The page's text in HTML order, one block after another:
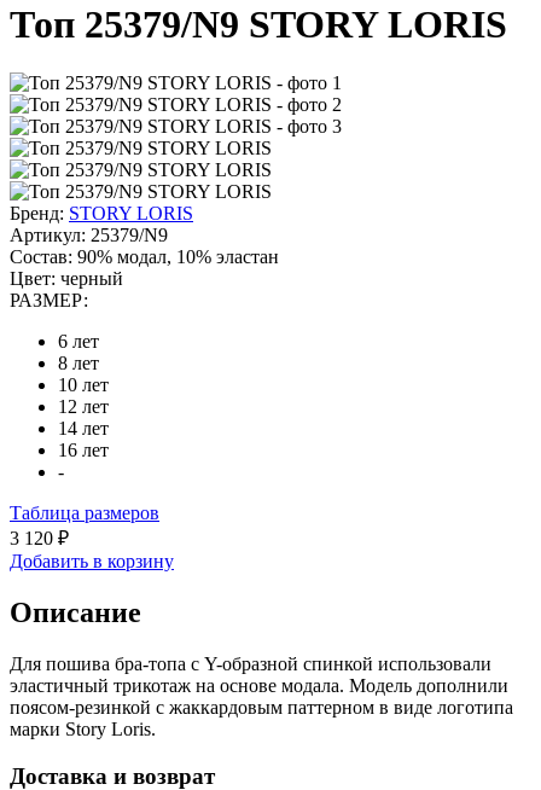
Топ 25379/N9 STORY LORIS
Бренд: STORY LORIS
Артикул: 25379/N9
Состав: 90% модал, 10% эластан
Цвет: черный
РАЗМЕР:
6 лет
8 лет
10 лет
12 лет
14 лет
16 лет
-
Таблица размеров
3 120 ₽
Добавить в корзину
Описание
Для пошива бра-топа с Y-образной спинкой использовали
эластичный трикотаж на основе модала. Модель дополнили
поясом-резинкой с жаккардовым паттерном в виде логотипа
марки Story Loris.
Доставка и возврат